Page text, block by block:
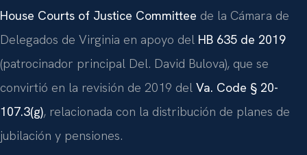
House Courts of Justice Committee de la Cámara de
Delegados de Virginia en apoyo del HB 635 de 2019
(patrocinador principal Del. David Bulova), que se
convirtió en la revisión de 2019 del Va. Code § 20-
107.3(g), relacionada con la distribución de planes de
jubilación y pensiones.